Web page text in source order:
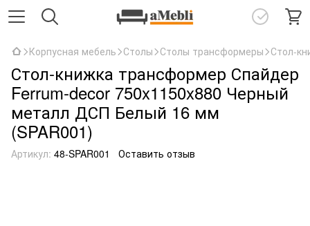
Корпусная мебель Столы Столы трансформеры Стол-
Стол-книжка трансформер Спайдер
Ferrum-decor 750x1150x880 Черный
металл ДСП Белый 16 мм
(SPAR001)
Артикул: 48-SPAR001 Оставить отзыв